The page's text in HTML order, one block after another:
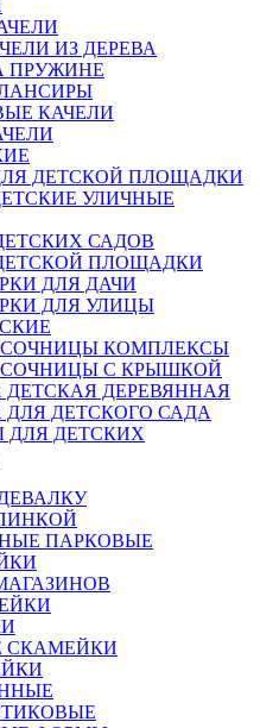
ИЗ ДЕРЕВА
ПРУЖИНЕ
КАЧЕЛИ
ДЕТСКОЙ ПЛОЩАДКИ
УЛИЧНЫЕ
САДОВ
ПЛОЩАДКИ
ДЛЯ ДАЧИ
ДЛЯ УЛИЦЫ
КОМПЛЕКСЫ
С КРЫШКОЙ
ДЕРЕВЯННАЯ
ДЕТСКОГО САДА
ДЕТСКИХ
ПАРКОВЫЕ
СКАМЕЙКИ